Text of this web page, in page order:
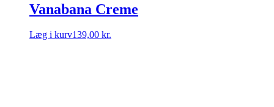
Vanabana Creme
Læg i kurv139,00 kr.